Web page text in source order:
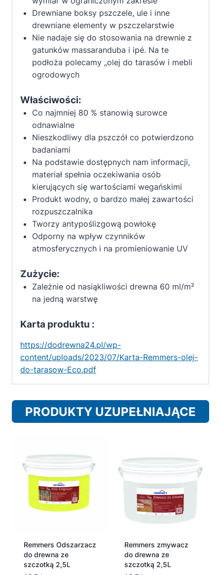
Drewniane boksy pszczele, ule i inne
drewniane elementy w pszczelarstwie
Nie nadaje się do stosowania na drewnie z
gatunków massaranduba i ipé. Na te
podłoża polecamy „olej do tarasów i mebli
ogrodowych
Właściwości:
Co najmniej 80 % stanowią surowce
odnawialne
Nieszkodliwy dla pszczół co potwierdzono
badaniami
Na podstawie dostępnych nam informacji,
materiał spełnia oczekiwania osób
kierujących się wartościami wegańskimi
Produkt wodny, o bardzo małej zawartości
rozpuszczalnika
Tworzy antypoślizgową powłokę
Odporny na wpływ czynników
atmosferycznych i na promieniowanie UV
Zużycie:
Zależnie od nasiąkliwości drewna 60 ml/m²
na jedną warstwę
Karta produktu :
https://dodrewna24.pl/wp-
content/uploads/2023/07/Karta-Remmers-olej-
do-tarasow-Eco.pdf
PRODUKTY UZUPEŁNIAJĄCE
Remmers Odszarzacz
do drewna ze
szczotką 2,5L
Remmers zmywacz
do drewna ze
szczotką 2,5L